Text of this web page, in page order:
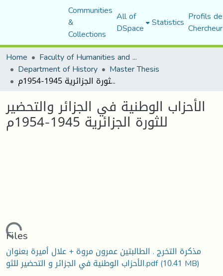
Communities
&
Collections
All of
DSpace Statistics Profils
Home
Faculty of Humanities and Social Sciences
Department of History Master Thesis
الأحزاب الوطنية في الجزائر والتحضير للثورة الجزائرية 1945-1954م
الأحزاب الوطنية في الجزائر والتحضير
للثورة الجزائرية 1945-1954م
Loading...
Files
مذكرة التخرج . الطالبتين عمرون مروة + علال أميرة بعنوان
الأحزاب الوطنية في الجزائر و التحضير للثو.pdf(10.41 MB)